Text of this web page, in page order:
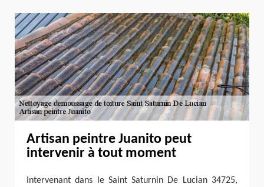
Artisan peintre Juanito peut
intervenir à tout moment
Intervenant dans le Saint Saturnin De Lucian 34725,